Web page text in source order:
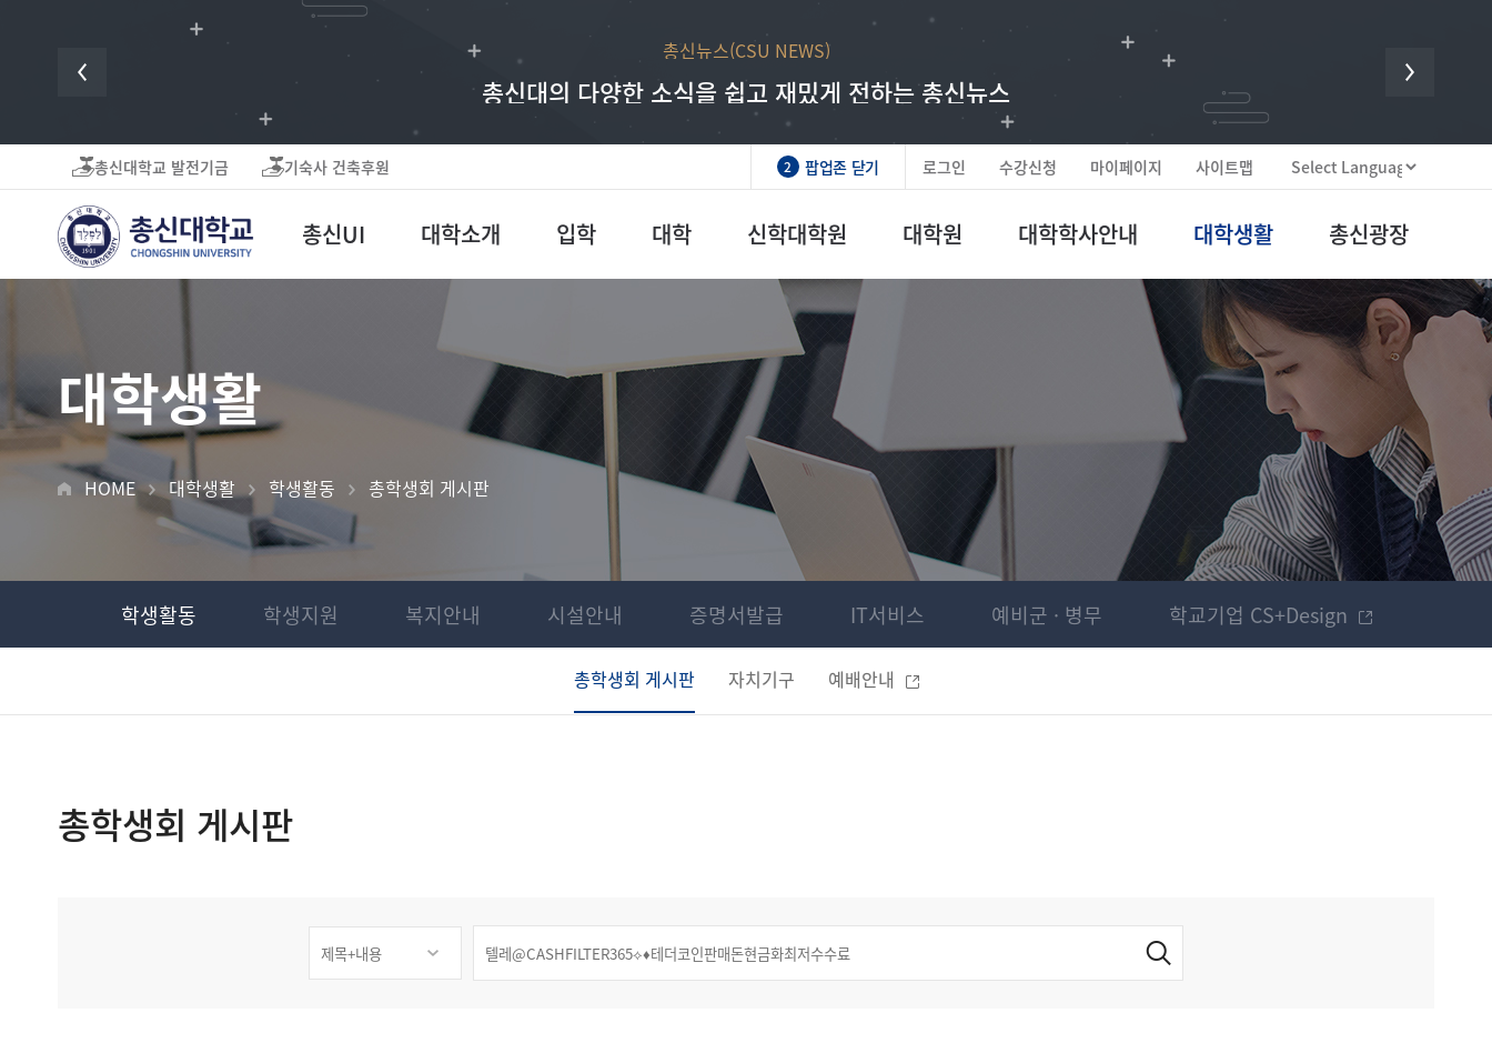
총신뉴스(CSU NEWS)
총신대의 다양한 소식을 쉽고 재밌게 전하는 총신뉴스
총신대학교 발전기금
귀하의 후원은 미래 인재를 만드시는 하나님의 일에 동역하는 매우 귀한 헌신입니다.
총신대학교 발전기금 기숙사 건축후원 2 팝업존 닫기 로그인 수강신청 마이페이지 사이트맵
총신UI 대학소개 입학 대학 신학대학원 대학원 대학학사안내 대학생활 총신광장
대학생활
HOME 대학생활 학생활동 총학생회 게시판
학생활동 학생지원 복지안내 시설안내 증명서발급 IT서비스 예비군 · 병무 학교기업 CS+Design
총학생회 게시판 자치기구 예배안내
총학생회 게시판